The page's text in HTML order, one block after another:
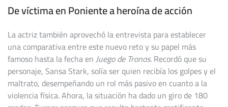
De víctima en Poniente a heroína de acción
La actriz también aprovechó la entrevista para establecer
una comparativa entre este nuevo reto y su papel más
famoso hasta la fecha enJuego de Tronos. Recordó que su
personaje, Sansa Stark, solía ser quien recibía los golpes y el
maltrato, desempeñando un rol más pasivo en cuanto a la
violencia física. Ahora, la situación ha dado un giro de 180